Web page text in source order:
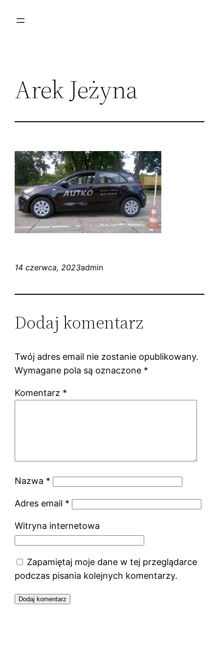
Arek Jeżyna
14 czerwca, 2023admin
Dodaj komentarz
Twój adres email nie zostanie opublikowany.
Wymagane pola są oznaczone *
Komentarz *
Nazwa *
Adres email *
Witryna internetowa
Zapamiętaj moje dane w tej przeglądarce
podczas pisania kolejnych komentarzy.